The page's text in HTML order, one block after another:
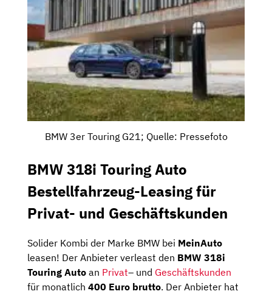
BMW 3er Touring G21; Quelle: Pressefoto
BMW 318i Touring Auto
Bestellfahrzeug-Leasing für
Privat- und Geschäftskunden
Solider Kombi der Marke BMW bei MeinAuto
leasen! Der Anbieter verleast den BMW 318i
Touring Auto an Privat– und Geschäftskunden
für monatlich 400 Euro brutto. Der Anbieter hat